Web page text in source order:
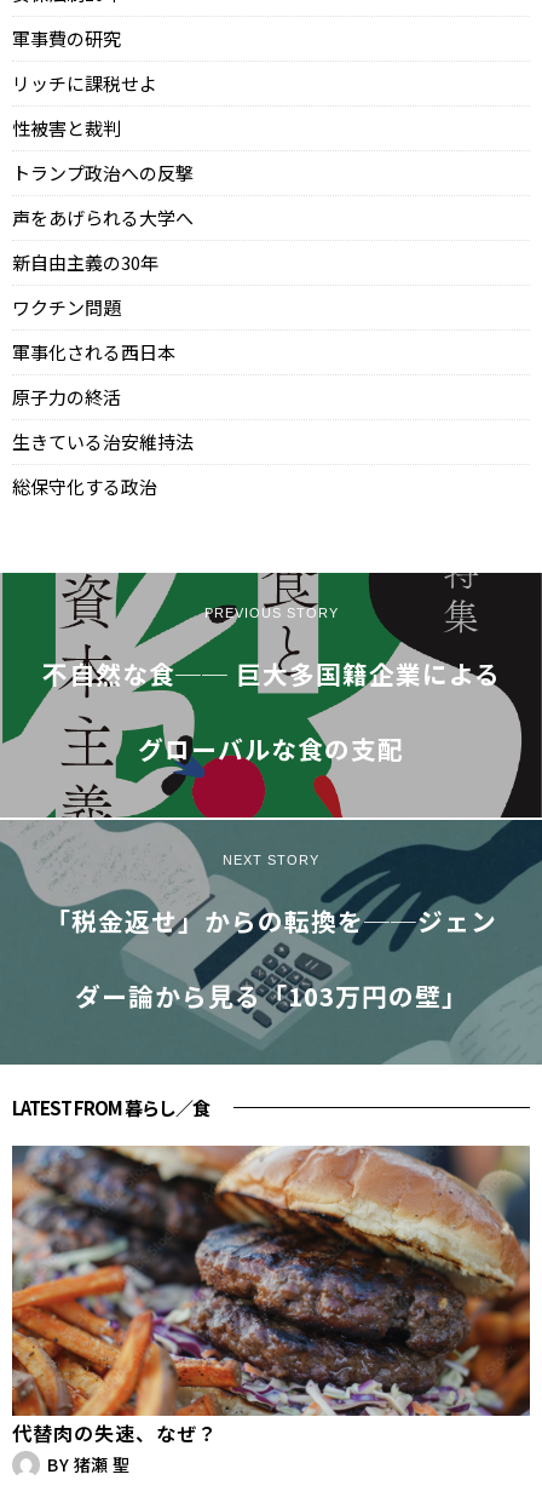
軍事費の研究
リッチに課税せよ
性被害と裁判
トランプ政治への反撃
声をあげられる大学へ
新自由主義の30年
ワクチン問題
軍事化される西日本
原子力の終活
生きている治安維持法
総保守化する政治
PREVIOUS STORY
不自然な食── 巨大多国籍企業による
グローバルな食の支配
NEXT STORY
「税金返せ」からの転換を──ジェン
ダー論から見る「103万円の壁」
LATEST FROM 暮らし／食
代替肉の失速、なぜ？
BY 猪瀬 聖